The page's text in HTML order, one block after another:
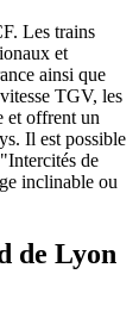
Les trains
et
ainsi que
TGV, les
et offrent un
Il est possible
de
inclinable ou
de Lyon